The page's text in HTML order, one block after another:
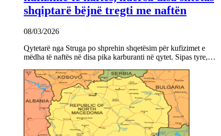
shqiptarë bëjnë tregti me naftën
08/03/2026
Qytetarë nga Struga po shprehin shqetësim për kufizimet e
mëdha të naftës në disa pika karburanti në qytet. Sipas tyre,…